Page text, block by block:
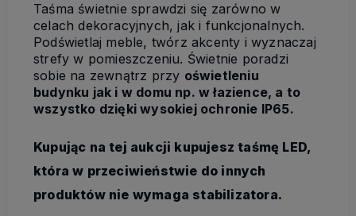
Taśma świetnie sprawdzi się zarówno w
celach dekoracyjnych, jak i funkcjonalnych.
Podświetlaj meble, twórz akcenty i wyznaczaj
strefy w pomieszczeniu. Świetnie poradzi
sobie na zewnątrz przy oświetleniu
budynku jak i w domu np. w łazience, a to
wszystko dzięki wysokiej ochronie IP65.
Kupując na tej aukcji kupujesz taśmę LED,
która w przeciwieństwie do innych
produktów nie wymaga stabilizatora.